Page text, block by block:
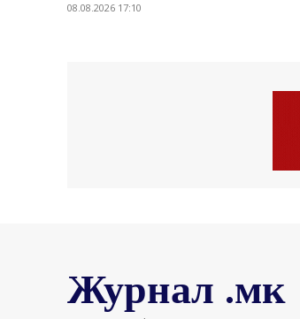
08.08.2026 17:10
Журнал .мк